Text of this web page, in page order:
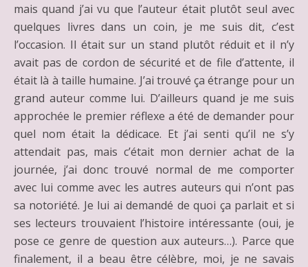
mais quand j’ai vu que l’auteur était plutôt seul avec
quelques livres dans un coin, je me suis dit, c’est
l’occasion. Il était sur un stand plutôt réduit et il n’y
avait pas de cordon de sécurité et de file d’attente, il
était là à taille humaine. J’ai trouvé ça étrange pour un
grand auteur comme lui. D’ailleurs quand je me suis
approchée le premier réflexe a été de demander pour
quel nom était la dédicace. Et j’ai senti qu’il ne s’y
attendait pas, mais c’était mon dernier achat de la
journée, j’ai donc trouvé normal de me comporter
avec lui comme avec les autres auteurs qui n’ont pas
sa notoriété. Je lui ai demandé de quoi ça parlait et si
ses lecteurs trouvaient l’histoire intéressante (oui, je
pose ce genre de question aux auteurs…). Parce que
finalement, il a beau être célèbre, moi, je ne savais